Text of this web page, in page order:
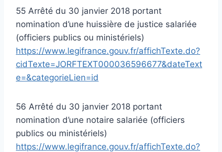
55 Arrêté du 30 janvier 2018 portant
nomination d’une huissière de justice salariée
(officiers publics ou ministériels)
https://www.legifrance.gouv.fr/affichTexte.do?
cidTexte=JORFTEXT000036596677&dateText
e=&categorieLien=id
56 Arrêté du 30 janvier 2018 portant
nomination d’une notaire salariée (officiers
publics ou ministériels)
https://www.legifrance.gouv.fr/affichTexte.do?